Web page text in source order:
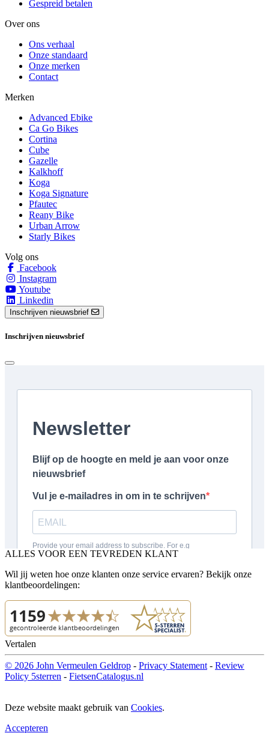
Gespreid betalen
Over ons
Ons verhaal
Onze standaard
Onze merken
Contact
Merken
Advanced Ebike
Ca Go Bikes
Cortina
Cube
Gazelle
Kalkhoff
Koga
Koga Signature
Pfautec
Reany Bike
Urban Arrow
Starly Bikes
Volg ons
Facebook
Instagram
Youtube
Linkedin
Inschrijven nieuwsbrief
Inschrijven nieuwsbrief
ALLES VOOR EEN TEVREDEN KLANT
Wil jij weten hoe onze klanten onze service ervaren? Bekijk onze
klantbeoordelingen:
Vertalen
© 2026 John Vermeulen Geldrop - Privacy Statement - Review
Policy 5sterren - FietsenCatalogus.nl
Deze website maakt gebruik van Cookies.
Accepteren